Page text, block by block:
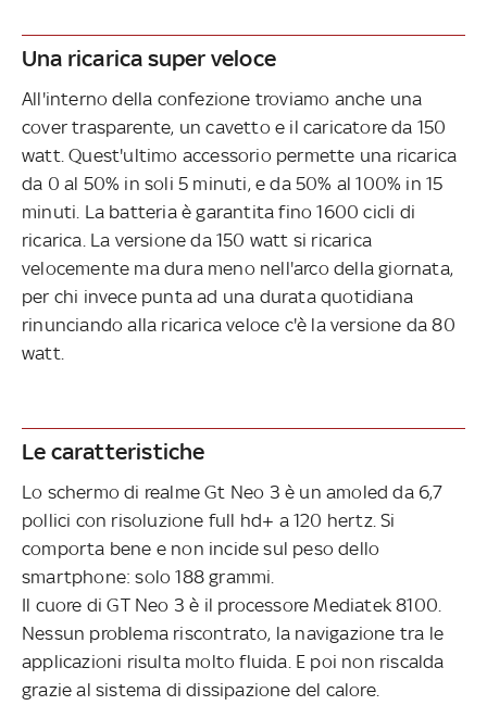
Una ricarica super veloce
All'interno della confezione troviamo anche una
cover trasparente, un cavetto e il caricatore da 150
watt. Quest'ultimo accessorio permette una ricarica
da 0 al 50% in soli 5 minuti, e da 50% al 100% in 15
minuti. La batteria è garantita fino 1600 cicli di
ricarica. La versione da 150 watt si ricarica
velocemente ma dura meno nell'arco della giornata,
per chi invece punta ad una durata quotidiana
rinunciando alla ricarica veloce c'è la versione da 80
watt.
Le caratteristiche
Lo schermo di realme Gt Neo 3 è un amoled da 6,7
pollici con risoluzione full hd+ a 120 hertz. Si
comporta bene e non incide sul peso dello
smartphone: solo 188 grammi.
Il cuore di GT Neo 3 è il processore Mediatek 8100.
Nessun problema riscontrato, la navigazione tra le
applicazioni risulta molto fluida. E poi non riscalda
grazie al sistema di dissipazione del calore.